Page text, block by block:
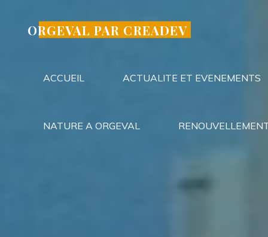
ORGEVAL PAR CREADEV
ACCUEIL ACTUALITE ET EVENEMENTS
NATURE A ORGEVAL